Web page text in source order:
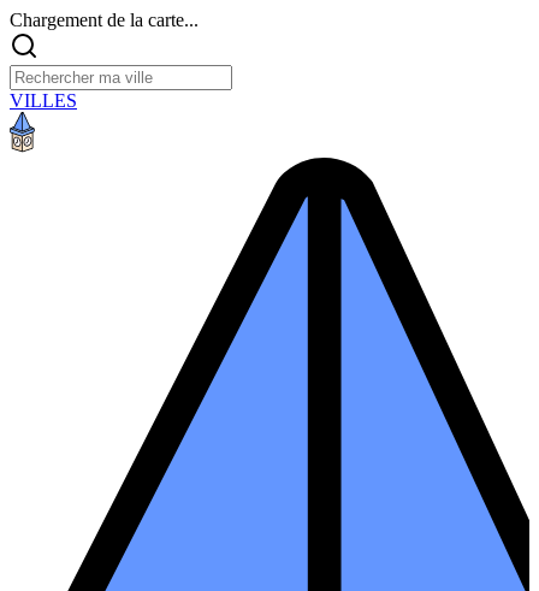
Chargement de la carte...
VILLES